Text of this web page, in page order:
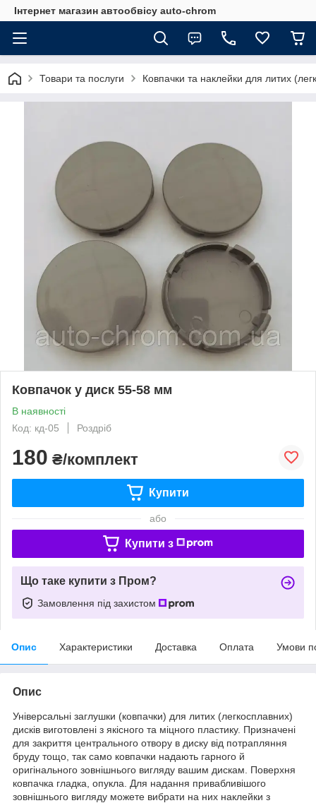
Інтернет магазин автообвісу auto-chrom
Товари та послуги Ковпачки та наклейки для литих
Ковпачок у диск 55-58 мм
В наявності
Код: кд-05
Роздріб
180 ₴/комплект
Купити
або
Купити з
Що таке купити з Пром?
Замовлення під захистом
Опис Характеристики Доставка Оплата Умови
Опис
Універсальні заглушки (ковпачки) для литих (легкосплавних)
дисків виготовлені з якісного та міцного пластику. Призначені
для закриття центрального отвору в диску від потрапляння
бруду тощо, так само ковпачки надають гарного й
оригінального зовнішнього вигляду вашим дискам. Поверхня
ковпачка гладка, опукла. Для надання привабливішого
зовнішнього вигляду можете вибрати на них наклейки з